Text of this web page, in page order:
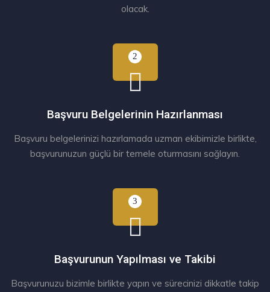
olacak.
Başvuru Belgelerinin Hazırlanması
Başvuru belgelerinizi hazırlamada uzman ekibimizle birlikte,
başvurunuzun güçlü bir temele oturmasını sağlayın.
Başvurunun Yapılması ve Takibi
Başvurunuzu bizimle birlikte yapın ve sürecinizi dikkatle takip